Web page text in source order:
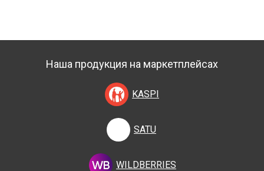
Наша продукция на маркетплейсах
KASPI
SATU
WILDBERRIES